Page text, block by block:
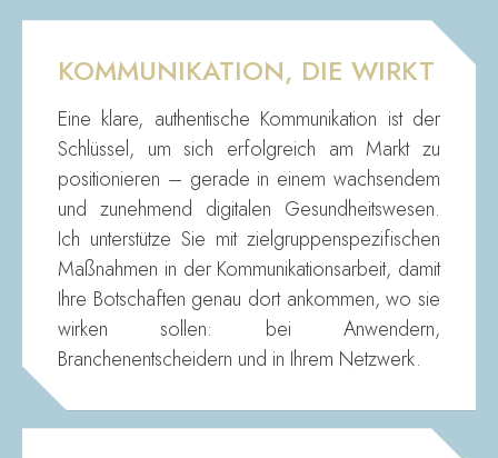
KOMMUNIKATION, DIE WIRKT
Eine klare, authentische Kommunikation ist der
Schlüssel, um sich erfolgreich am Markt zu
positionieren – gerade in einem wachsendem
und zunehmend digitalen Gesundheitswesen.
Ich unterstütze Sie mit zielgruppenspezifischen
Maßnahmen in der Kommunikationsarbeit, damit
Ihre Botschaften genau dort ankommen, wo sie
wirken sollen: bei Anwendern,
Branchenentscheidern und in Ihrem Netzwerk.